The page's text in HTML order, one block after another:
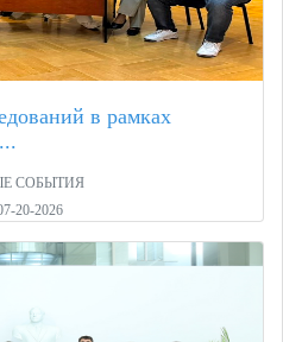
в рамках
СОБЫТИЯ
20-2026